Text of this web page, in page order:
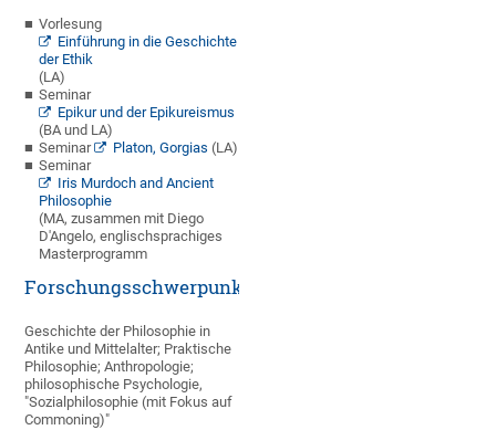
Vorlesung
Einführung in die Geschichte
der Ethik
(LA)
Seminar
Epikur und der Epikureismus
(BA und LA)
Seminar
Platon, Gorgias (LA)
Seminar
Iris Murdoch and Ancient
Philosophie
(MA, zusammen mit Diego
D'Angelo, englischsprachiges
Masterprogramm
Forschungsschwerpunkte
Geschichte der Philosophie in
Antike und Mittelalter; Praktische
Philosophie; Anthropologie;
philosophische Psychologie,
"Sozialphilosophie (mit Fokus auf
Commoning)"